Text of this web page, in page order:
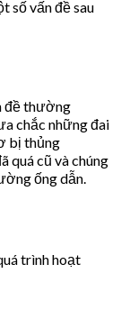
số vấn đề sau
đề thường
chắc những đai
bị thủng
quá cũ và chúng
ống dẫn.
trình hoạt